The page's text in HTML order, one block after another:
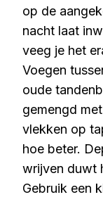
op de
nacht laat
veeg je het
Voegen
oude
gemengd
vlekken op
hoe beter.
wrijven duwt
Gebruik een